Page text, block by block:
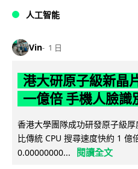
人工智能
Vin 1 日
港大研原子級新晶
一億倍 手機人臉識
香港大學團隊成功研發原子級
比傳統 CPU 搜尋速度快約 1 億
0.00000000...
閱讀全文